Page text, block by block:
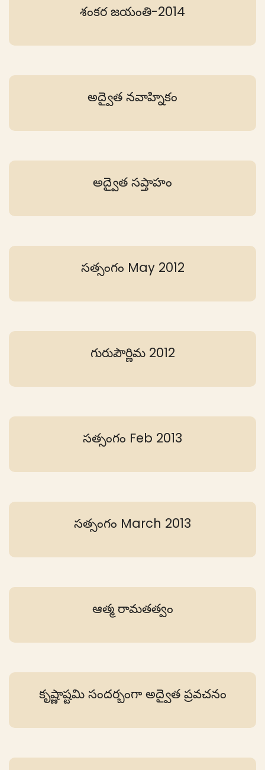
శంకర జయంతి-2014
అద్వైత నవాహ్నికం
అద్వైత సప్తాహం
సత్సంగం May 2012
గురుపౌర్ణిమ 2012
సత్సంగం Feb 2013
సత్సంగం March 2013
ఆత్మ రామతత్వం
కృష్ణాష్టమి సందర్బంగా అద్వైత ప్రవచనం